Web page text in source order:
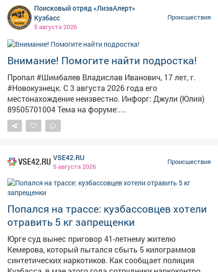
Поисковый отряд «ЛизаАлерт»
Кузбасс
5 августа 2026
Происшествия
Внимание! Помогите найти подростка!
Пропал #Шимбалев Владислав Иванович, 17 лет, г.
#Новокузнецк. С 3 августа 2026 года его
местонахождение неизвестно. Инфорг: Джули (Юлия)
89505701004 Тема на форуме:
https://lizaalert.org/forum/viewtopic.php?t=371500
#ЛизаАлерт #ЛизаАлертКузбасс #ПропалЧеловек
VSE42.RU
5 августа 2026
Происшествия
Попался на трассе: кузбассовцев хотели
отравить 5 кг запрещенки
Юрге суд вынес приговор 41-летнему жителю
Кемерова, который пытался сбыть 5 килограммов
синтетических наркотиков. Как сообщает полиция